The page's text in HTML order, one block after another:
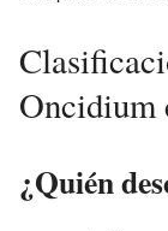
Oncidium
¿Quién